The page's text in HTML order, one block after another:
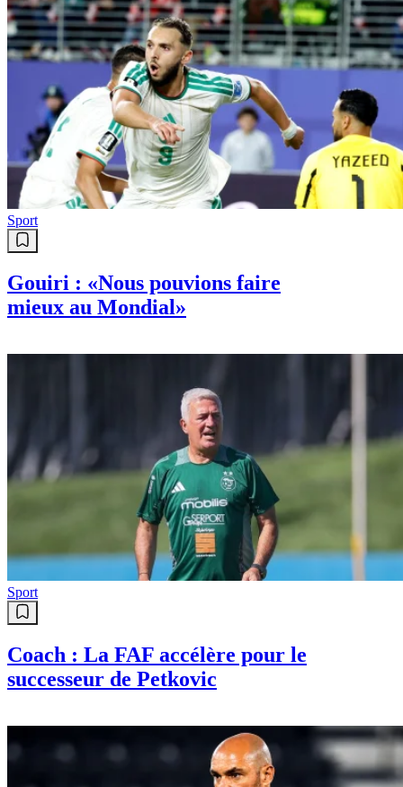
Sport
Gouiri : «Nous pouvions faire
mieux au Mondial»
Sport
Coach : La FAF accélère pour le
successeur de Petkovic